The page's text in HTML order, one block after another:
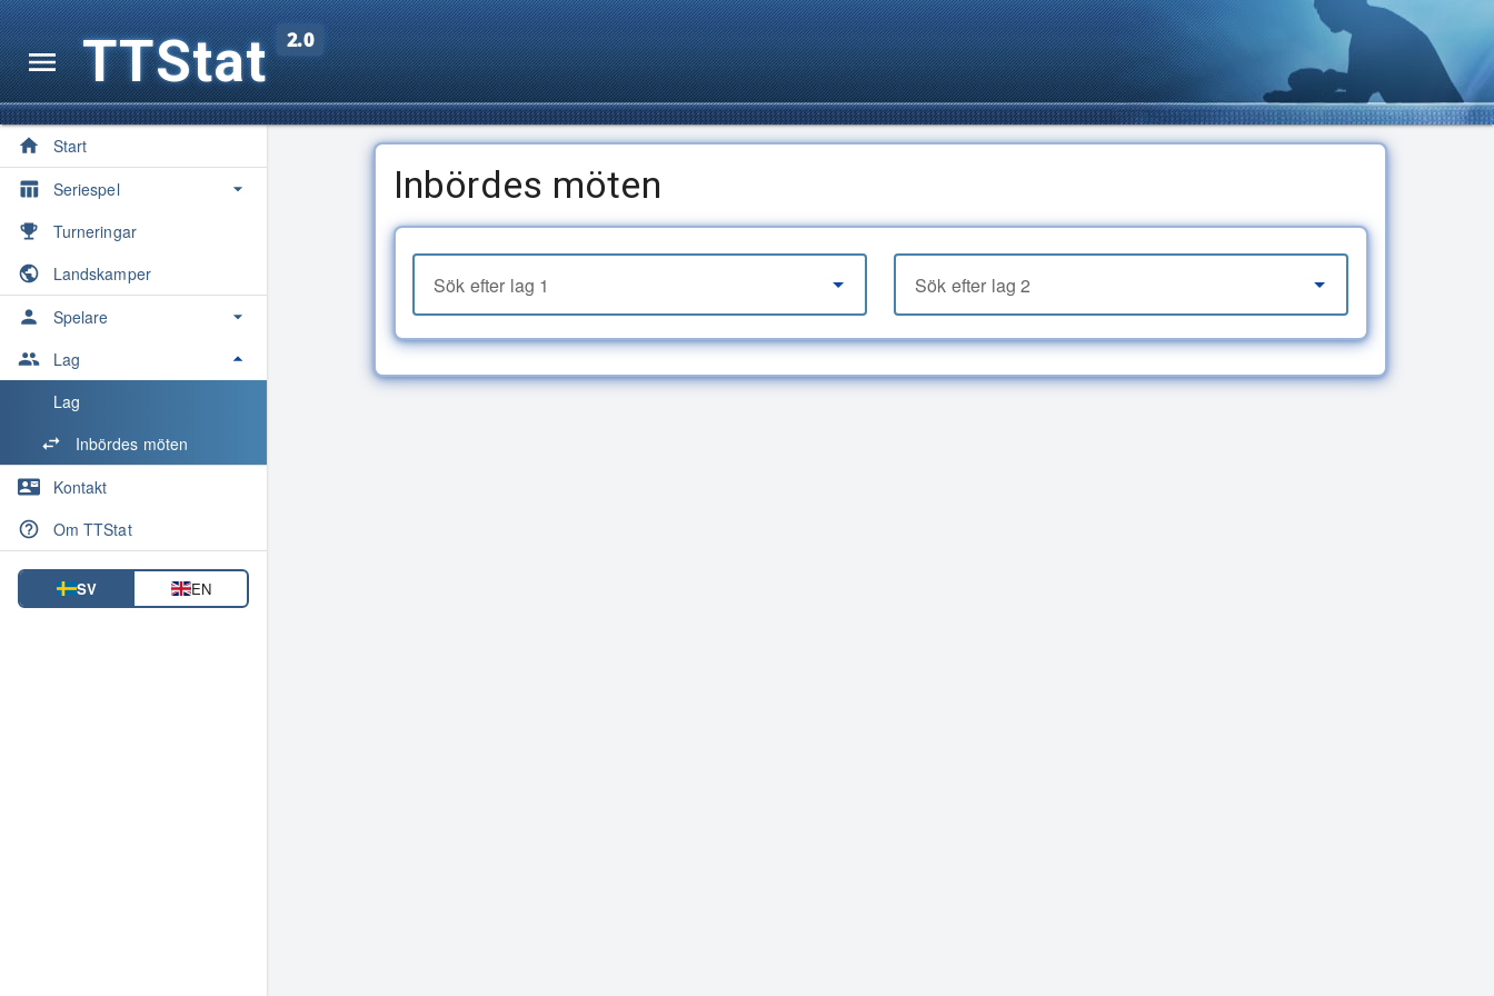
TTStat 2.0
Start
Seriespel
Översikt
Säsonger
Spelarkvoter
Medaljörer
Maratontabell
Statistik
Turneringar
Landskamper
Spelare
Spelare
Inbördes möten
Lag
Lag
Inbördes möten
Kontakt
Om TTStat
SV EN
Inbördes möten
Sök efter lag 1 Sök efter lag 2